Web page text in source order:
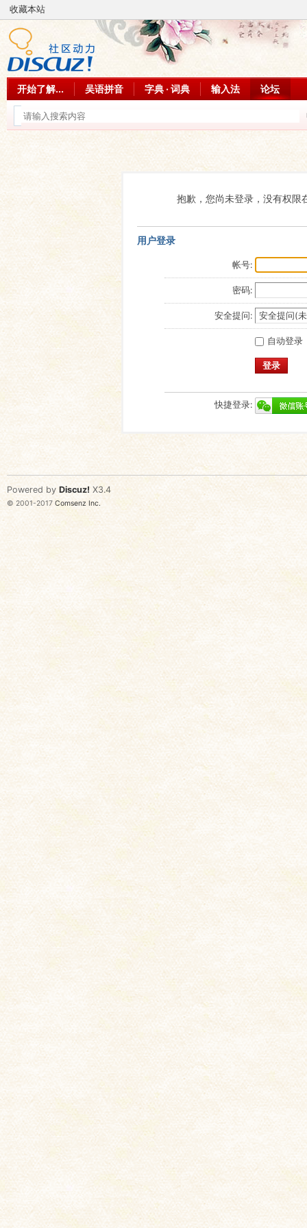
收藏本站
开始了解... 吴语拼音 字典 · 词典 输入法 论坛
抱歉，您尚未登录，没有权限
用户登录
帐号:
密码:
安全提问:
自动登录
登录
快捷登录:
Powered by Discuz! X3.4
© 2001-2017 Comsenz Inc.